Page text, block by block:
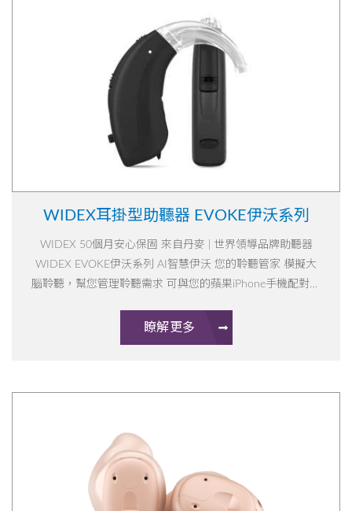
WIDEX耳掛型助聽器 EVOKE伊沃系列
WIDEX 50個月安心保固 來自丹麥 | 世界領導品牌助聽器
WIDEX EVOKE伊沃系列 AI智慧伊沃 您的聆聽管家 模擬大
腦聆聽，幫您管理聆聽需求 可與您的蘋果iPhone手機配對，
瞭解更多